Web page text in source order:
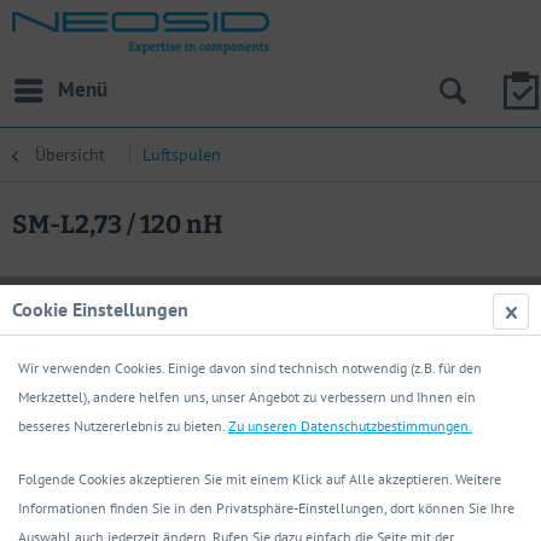
Menü
Übersicht Luftspulen
SM-L2,73 / 120 nH
Cookie Einstellungen
Wir verwenden Cookies. Einige davon sind technisch notwendig (z.B. für den
Merkzettel), andere helfen uns, unser Angebot zu verbessern und Ihnen ein
besseres Nutzererlebnis zu bieten. Zu unseren Datenschutzbestimmungen.
Folgende Cookies akzeptieren Sie mit einem Klick auf Alle akzeptieren. Weitere
Informationen finden Sie in den Privatsphäre-Einstellungen, dort können Sie Ihre
Auswahl auch jederzeit ändern. Rufen Sie dazu einfach die Seite mit der